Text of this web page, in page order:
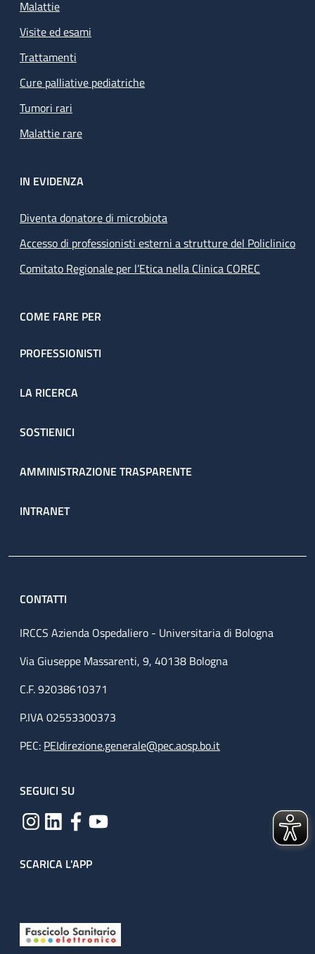
Malattie
Visite ed esami
Trattamenti
Cure palliative pediatriche
Tumori rari
Malattie rare
IN EVIDENZA
Diventa donatore di microbiota
Accesso di professionisti esterni a strutture del Policlinico
Comitato Regionale per l’Etica nella Clinica COREC
COME FARE PER
PROFESSIONISTI
LA RICERCA
SOSTIENICI
AMMINISTRAZIONE TRASPARENTE
INTRANET
CONTATTI
IRCCS Azienda Ospedaliero - Universitaria di Bologna
Via Giuseppe Massarenti, 9, 40138 Bologna
C.F. 92038610371
P.IVA 02553300373
PEC: PEIdirezione.generale@pec.aosp.bo.it
SEGUICI SU
SCARICA L'APP